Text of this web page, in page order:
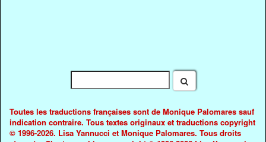
Toutes les traductions françaises sont de Monique Palomares sauf
indication contraire. Tous textes originaux et traductions copyright
© 1996-2026. Lisa Yannucci et Monique Palomares. Tous droits